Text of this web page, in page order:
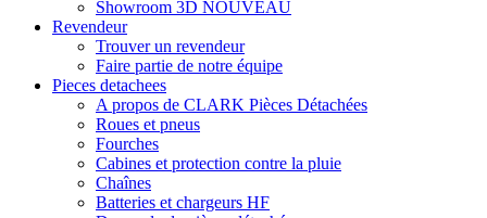
Showroom 3D NOUVEAU
Revendeur
Trouver un revendeur
Faire partie de notre équipe
Pieces detachees
A propos de CLARK Pièces Détachées
Roues et pneus
Fourches
Cabines et protection contre la pluie
Chaînes
Batteries et chargeurs HF